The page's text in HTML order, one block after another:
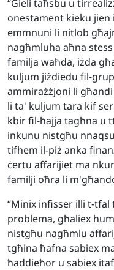
“Ġieli taħsbu u
onestament kieku
emmnuni li nitlob
nagħmluha aħna
familja waħda, iżda
kuljum jiżdiedu fil-
ammirażżjoni li
li ta' kuljum tara kif
kbir fil-ħajja tagħna u
inkunu nistgħu
tifhem il-piż anka
ċertu affarijiet ma
familji oħra li
“Minix infisser illi t-
problema, għaliex
nistgħu nagħmlu
tgħina ħafna sabiex
ħaddieħor u sabiex